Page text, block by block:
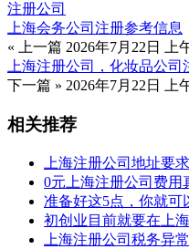
注册公司
上海会务公司注册参考信息
« 上一篇 2026年7月22日 上
上海注册公司，化妆品公
下一篇 » 2026年7月22日 上
相关推荐
上海注册公司地址要
0元上海注册公司费用
准备好这5点，你就可
初创业目前就要在上
上海注册公司税务异